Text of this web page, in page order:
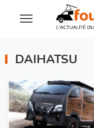
DAIHATSU